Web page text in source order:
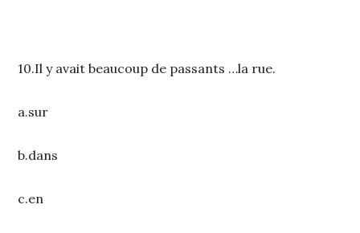
10.Il y avait beaucoup de passants …la rue.
a.sur
b.dans
c.en